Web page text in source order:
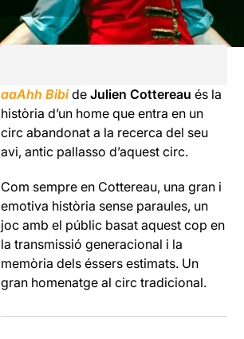
aaAhh BibideJulien Cottereau és la
història d’un home que entra en un
circ abandonat a la recerca del seu
avi, antic pallasso d’aquest circ.
Com sempre en Cottereau, una gran i
emotiva història sense paraules, un
joc amb el públic basat aquest cop en
la transmissió generacional i la
memòria dels éssers estimats. Un
gran homenatge al circ tradicional.